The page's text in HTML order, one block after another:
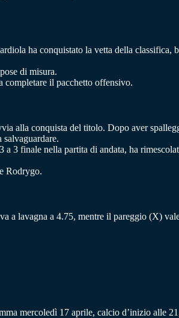
ha conquistato la vetta della
di misura.
completare il pacchetto offensivo.
alla conquista del titolo. Dopo aver
3 finale nella partita di andata, ha
Rodrygo.
a lavagna a 4.75, mentre il pareggio (X)
mercoledì 17 aprile, calcio d’inizio alle